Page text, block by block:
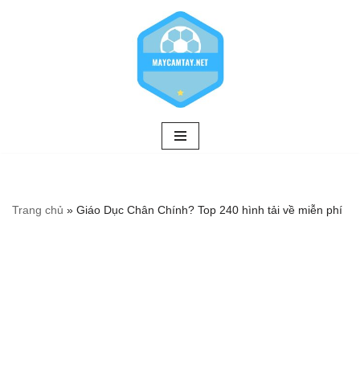
Trang chủ » Giáo Dục Chân Chính? Top 240 hình tải về miễn phí